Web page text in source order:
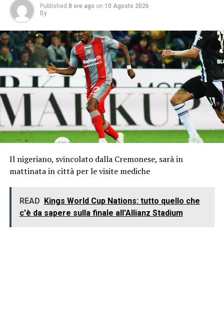
Published 8 ore ago on 10 Agosto 2026
By
Il nigeriano, svincolato dalla Cremonese, sarà in
mattinata in città per le visite mediche
READ
Kings World Cup Nations: tutto quello che
c'è da sapere sulla finale all'Allianz Stadium